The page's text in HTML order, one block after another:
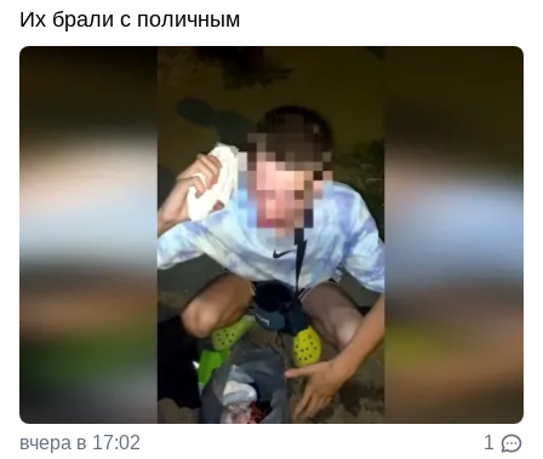
Их брали с поличным
вчера в 17:02 1